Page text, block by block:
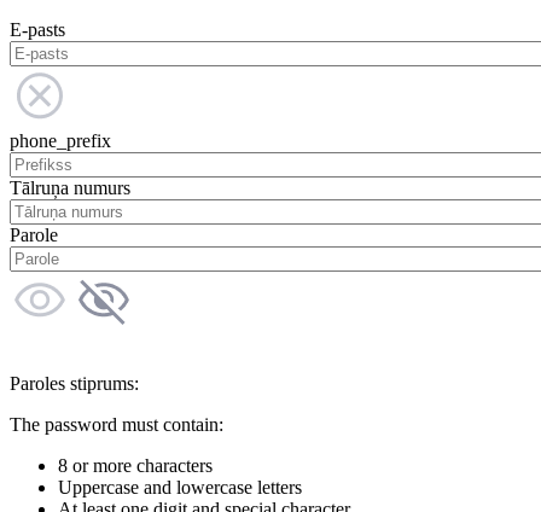
E-pasts
phone_prefix
Tālruņa numurs
Parole
Paroles stiprums:
The password must contain:
8 or more characters
Uppercase and lowercase letters